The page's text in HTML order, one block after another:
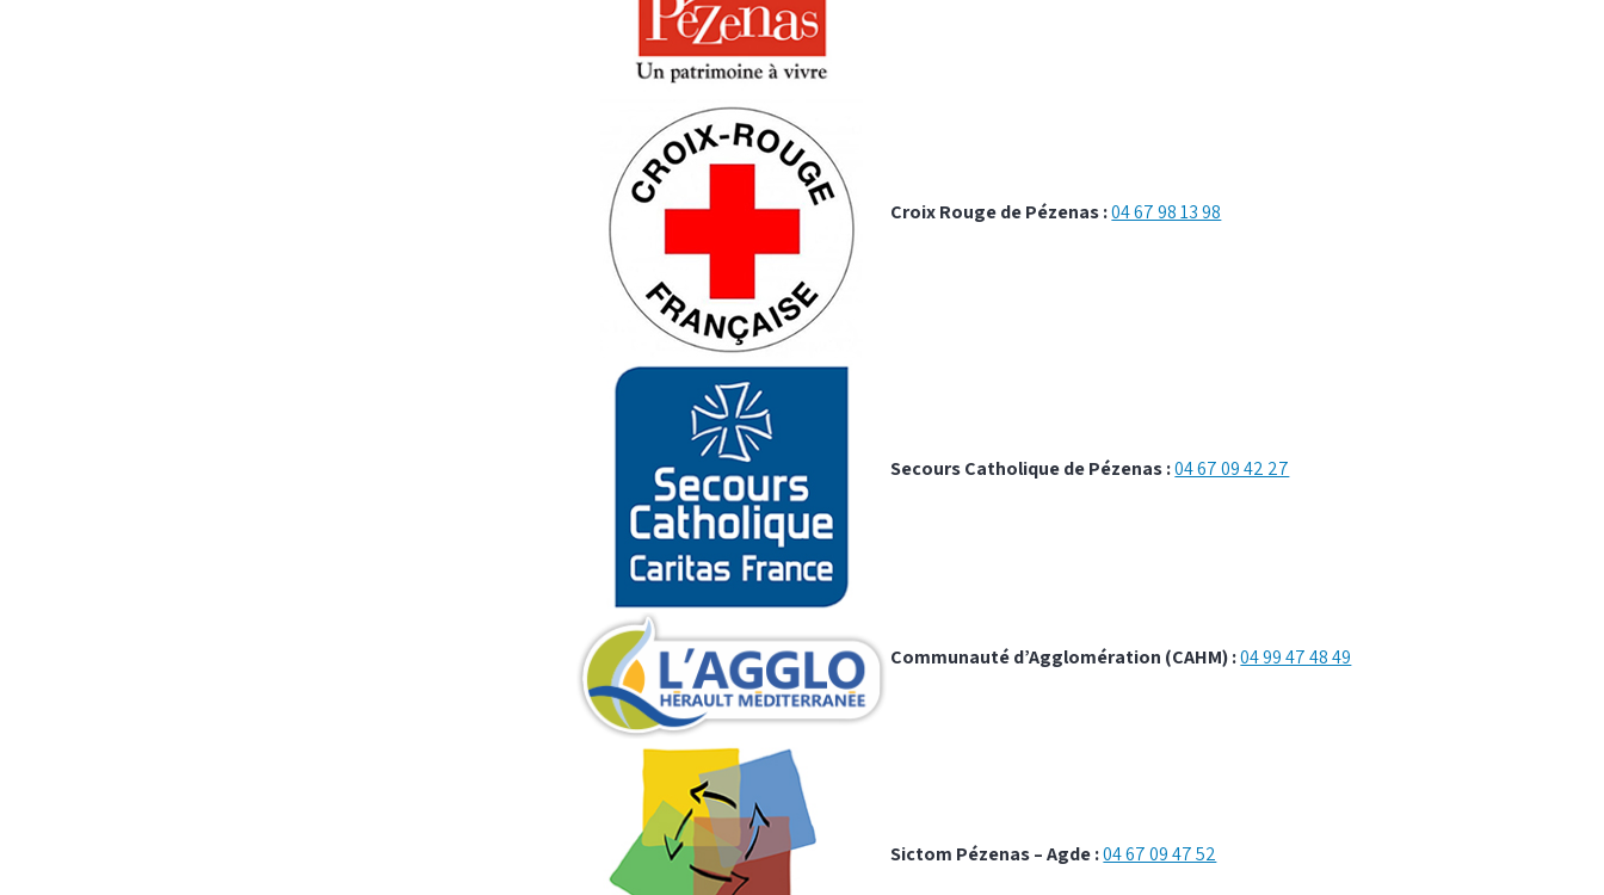
Croix Rouge de Pézenas :04 67 98 13 98
Secours Catholique de Pézenas :04 67 09 42 27
Communauté d’Agglomération (CAHM) :04 99 47 48 49
Sictom Pézenas – Agde :04 67 09 47 52